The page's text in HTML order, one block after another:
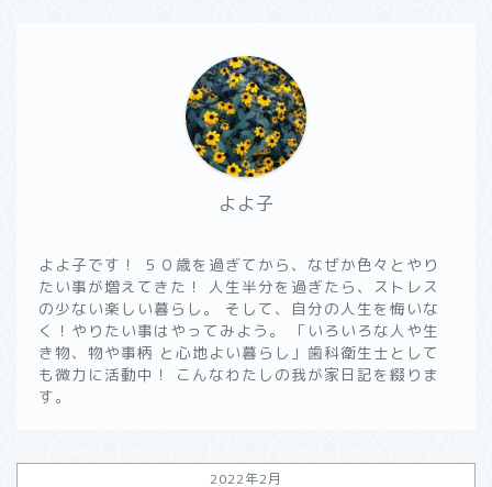
よよ子
よよ子です！ ５０歳を過ぎてから、なぜか色々とやり
たい事が増えてきた！ 人生半分を過ぎたら、ストレス
の少ない楽しい暮らし。 そして、自分の人生を悔いな
く！やりたい事はやってみよう。 「いろいろな人や生
き物、物や事柄 と心地よい暮らし」歯科衛生士として
も微力に活動中！ こんなわたしの我が家日記を綴りま
す。
2022年2月